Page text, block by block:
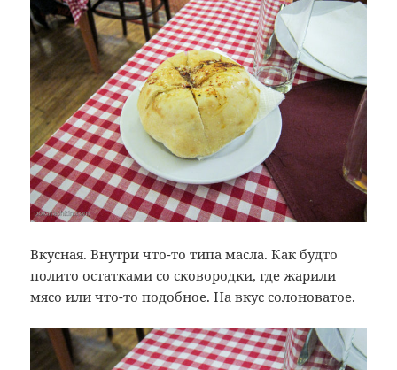
Вкусная. Внутри что-то типа масла. Как будто
полито остатками со сковородки, где жарили
мясо или что-то подобное. На вкус солоноватое.